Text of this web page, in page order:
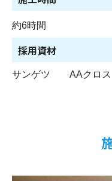
約6時間
採用資材
サンゲツ　　AAクロス